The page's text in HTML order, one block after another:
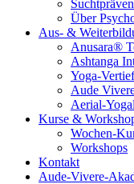
Über
Aus- &
Anusara®
Ashtanga
Yoga-
Aude
Aerial-
Kurse &
Wochen-
Workshops
Kontakt
Aude-Vivere-